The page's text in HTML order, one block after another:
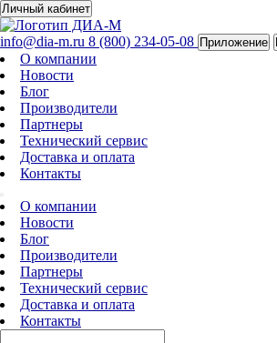
Личный кабинет
info@dia-m.ru 8 (800) 234-05-08 Приложение
О компании
Новости
Блог
Производители
Партнеры
Технический сервис
Доставка и оплата
Контакты
О компании
Новости
Блог
Производители
Партнеры
Технический сервис
Доставка и оплата
Контакты